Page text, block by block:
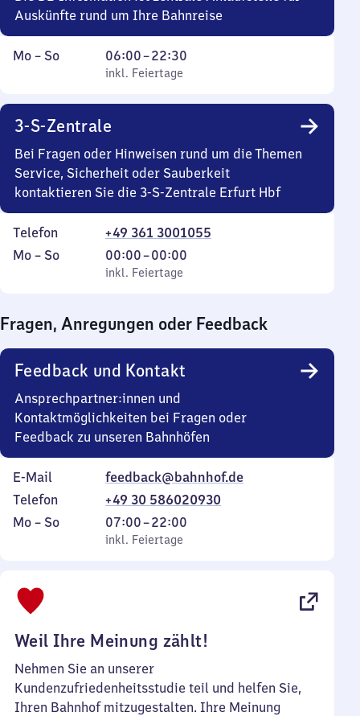
30
Auskünfte rund um Ihre Bahnreise
Montag
Mo – So,
inkl. Feiertage
06:00–22:30
Von
6
22
Uhr
30
inkl. Feiertage
3-S-Zentrale
Bei Fragen oder Hinweisen rund um die Themen
Service, Sicherheit oder Sauberkeit
kontaktieren Sie die 3-S-Zentrale Erfurt Hbf
Telefon
+49 361 3001055
Montag
Mo – So,
inkl. Feiertage
00:00–00:00
Von
0
0
Uhr
inkl. Feiertage
Fragen, Anregungen oder Feedback
Feedback und Kontakt
Ansprechpartner:innen und
Kontaktmöglichkeiten bei Fragen oder
Feedback zu unseren Bahnhöfen
E-Mail
feedback@bahnhof.de
Telefon
+49 30 586020930
Montag
Mo – So,
inkl. Feiertage
07:00–22:00
Von
7
inkl. Feiertage
Weil Ihre Meinung zählt!
Nehmen Sie an unserer
Kundenzufriedenheitsstudie teil und helfen Sie,
Ihren Bahnhof mitzugestalten. Ihre Meinung